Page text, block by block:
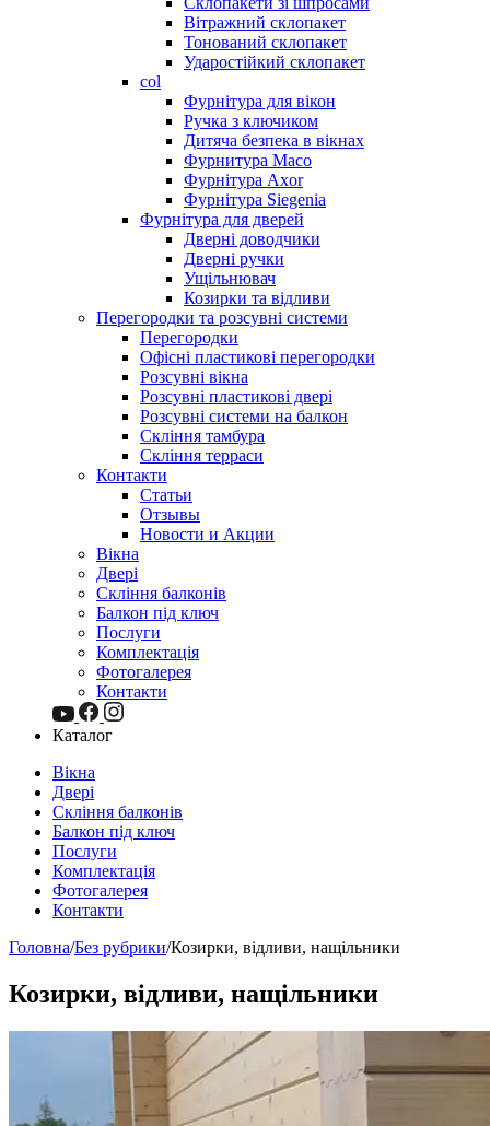
Вітражний склопакет
Тонований склопакет
Ударостійкий склопакет
col
Фурнітура для вікон
Ручка з ключиком
Дитяча безпека в вікнах
Фурнитура Maco
Фурнітура Axor
Фурнітура Siegenia
Фурнітура для дверей
Дверні доводчики
Дверні ручки
Ущільнювач
Козирки та відливи
Перегородки та розсувні системи
Перегородки
Офісні пластикові перегородки
Розсувні вікна
Розсувні пластикові двері
Розсувні системи на балкон
Скління тамбура
Скління терраси
Контакти
Статьи
Отзывы
Новости и Акции
Вікна
Двері
Скління балконів
Балкон під ключ
Послуги
Комплектація
Фотогалерея
Контакти
Каталог
Вікна
Двері
Скління балконів
Балкон під ключ
Послуги
Комплектація
Фотогалерея
Контакти
Головна/Без рубрики/Козирки, відливи, нащільники
Козирки, відливи, нащільники